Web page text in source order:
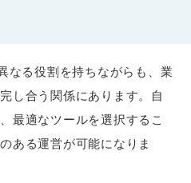
なる役割を持ちながらも、業
し合う関係にあります。自
最適なツールを選択するこ
ある運営が可能になりま